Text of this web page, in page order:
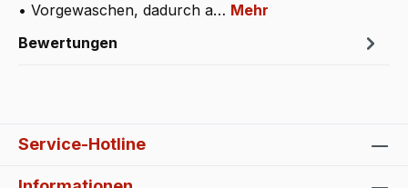
• Vorgewaschen, dadurch a… Mehr
Bewertungen
Service-Hotline